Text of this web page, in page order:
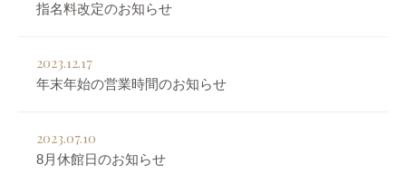
指名料改定のお知らせ
2023.12.17
年末年始の営業時間のお知らせ
2023.07.10
8月休館日のお知らせ